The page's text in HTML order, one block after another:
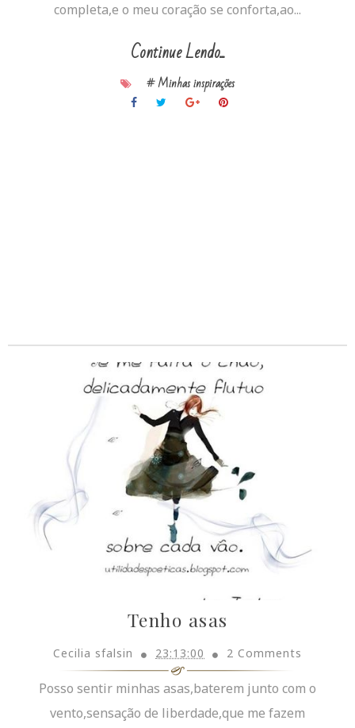
completa,e o meu coração se conforta,ao...
Continue Lendo...
# Minhas inspirações
Tenho asas
Cecilia sfalsin 23:13:00 2 Comments
Posso sentir minhas asas,baterem junto com o
vento,sensação de liberdade,que me fazem